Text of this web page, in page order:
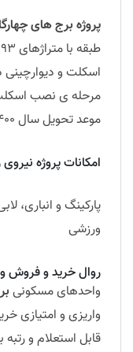
پروژه برج های
اسکلت و
مرحله ی نصب اسکلت
موعد تحویل سال 1400 میباشد.
امکانات پروژه
ورزشی
روال خرید و فروش و
واحدهای مسکونی
واریزی و امتیازی
قابل استعلام و